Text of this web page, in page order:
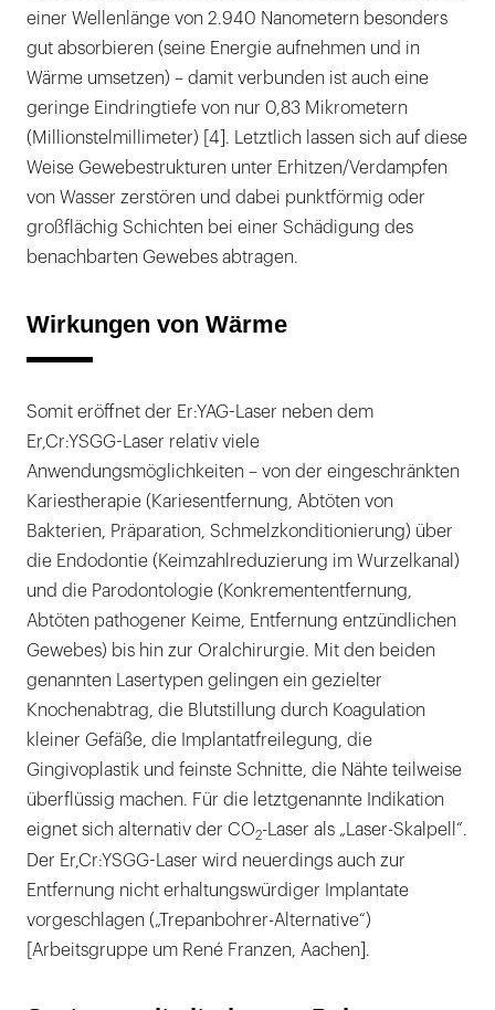
einer Wellenlänge von 2.940 Nanometern besonders
gut absorbieren (seine Energie aufnehmen und in
Wärme umsetzen) – damit verbunden ist auch eine
geringe Eindringtiefe von nur 0,83 Mikrometern
(Millionstelmillimeter) [4]. Letztlich lassen sich auf diese
Weise Gewebestrukturen unter Erhitzen/Verdampfen
von Wasser zerstören und dabei punktförmig oder
großflächig Schichten bei einer Schädigung des
benachbarten Gewebes abtragen.
Wirkungen von Wärme
Somit eröffnet der Er:YAG-Laser neben dem
Er,Cr:YSGG-Laser relativ viele
Anwendungsmöglichkeiten – von der eingeschränkten
Kariestherapie (Kariesentfernung, Abtöten von
Bakterien, Präparation, Schmelzkonditionierung) über
die Endodontie (Keimzahlreduzierung im Wurzelkanal)
und die Parodontologie (Konkremententfernung,
Abtöten pathogener Keime, Entfernung entzündlichen
Gewebes) bis hin zur Oralchirurgie. Mit den beiden
genannten Lasertypen gelingen ein gezielter
Knochenabtrag, die Blutstillung durch Koagulation
kleiner Gefäße, die Implantatfreilegung, die
Gingivoplastik und feinste Schnitte, die Nähte teilweise
überflüssig machen. Für die letztgenannte Indikation
eignet sich alternativ der CO2-Laser als „Laser-Skalpell“.
Der Er,Cr:YSGG-Laser wird neuerdings auch zur
Entfernung nicht erhaltungswürdiger Implantate
vorgeschlagen („Trepanbohrer-Alternative“)
[Arbeitsgruppe um René Franzen, Aachen].